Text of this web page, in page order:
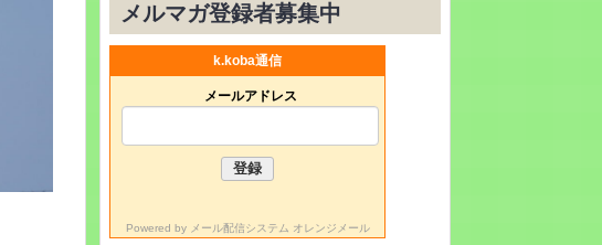
メルマガ登録者募集中
k.koba通信
メールアドレス
Powered by メール配信システム オレンジメール